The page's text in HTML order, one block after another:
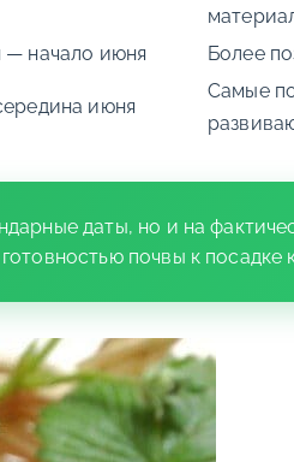
— начало июня Более
июня
Самые
даты, но и на
почвы к посадке